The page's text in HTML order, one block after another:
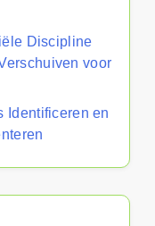
Discipline
voor
Identificeren en